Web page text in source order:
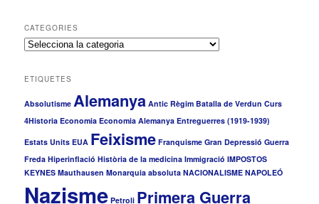
CATEGORIES
C
e
r
i
s
ETIQUETES
Absolutisme Alemanya Antic Règim Batalla de Verdun Curs
4Historia Economia Economia Alemanya Entreguerres (1919-1939)
Estats Units EUA Feixisme Franquisme Gran Depressió Guerra
Freda Hiperinflació Història de la medicina Immigració IMPOSTOS
KEYNES Mauthausen Monarquia absoluta NACIONALISME NAPOLEÓ
Nazisme Petroli Primera Guerra